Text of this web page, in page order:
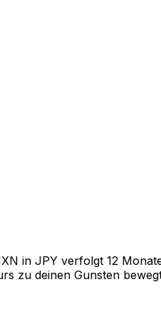
in JPY verfolgt 12
zu deinen Gunsten